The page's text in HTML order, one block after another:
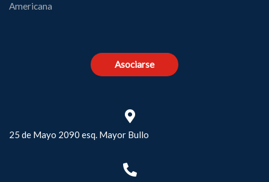
Americana
Asociarse
25 de Mayo 2090 esq. Mayor Bullo